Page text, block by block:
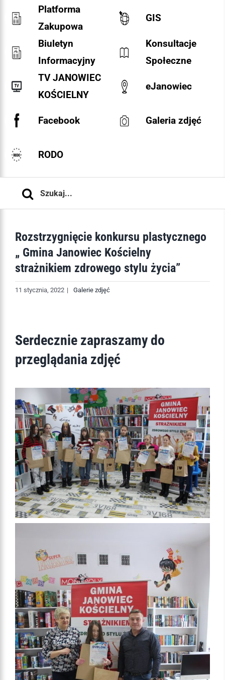
Platforma
Zakupowa
GIS
Biuletyn
Informacyjny
Konsultacje
Społeczne
TV JANOWIEC
KOŚCIELNY
eJanowiec
Facebook Galeria zdjęć
RODO
Rozstrzygnięcie konkursu plastycznego
„ Gmina Janowiec Kościelny
strażnikiem zdrowego stylu życia”
11 stycznia, 2022 | Galerie zdjęć
Serdecznie zapraszamy do
przeglądania zdjęć